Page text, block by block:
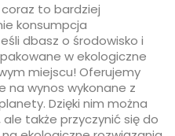
to bardziej
konsumpcja
dbasz o środowisko i
w ekologiczne
miejscu! Oferujemy
na wynos wykonane z
Dzięki nim można
także przyczynić się do